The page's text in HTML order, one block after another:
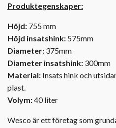
Produktegenskaper:
Höjd: 755 mm
Höjd insatshink: 575mm
Diameter: 375mm
Diameter insatshink: 300mm
Material: Insats hink och
plast.
Volym:40 liter
Wesco är ett företag som